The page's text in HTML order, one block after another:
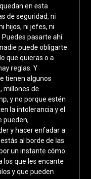
en esta
de seguridad, ni
hijos, ni jefes, ni
pasarte ahí
puede obligarte
que quieras o a
reglas. Y
tienen algunos
millones de
y no porque estén
la intolerancia y el
pueden,
y hacer enfadar a
al borde de las
un instante cómo
los que les encante
y que pueden